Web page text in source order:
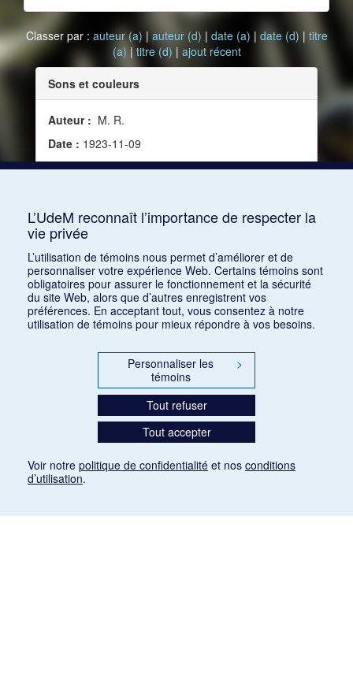
Classer par : auteur (a) | auteur (d) | date (a) | date (d) | titre
(a) | titre (d) | ajout récent
Sons et couleurs
Auteur : M. R.
Date : 1923-11-09
Source :Le Guide du concert, vol. 10, no 5 (9
L’UdeM reconnaît l’importance de respecter la
vie privée
L’utilisation de témoins nous permet d’améliorer et de
personnaliser votre expérience Web. Certains témoins sont
obligatoires pour assurer le fonctionnement et la sécurité
du site Web, alors que d’autres enregistrent vos
préférences. En acceptant tout, vous consentez à notre
utilisation de témoins pour mieux répondre à vos besoins.
Personnaliser les
témoins
>
Tout refuser
Tout accepter
Voir notre politique de confidentialité et nos conditions
d’utilisation.